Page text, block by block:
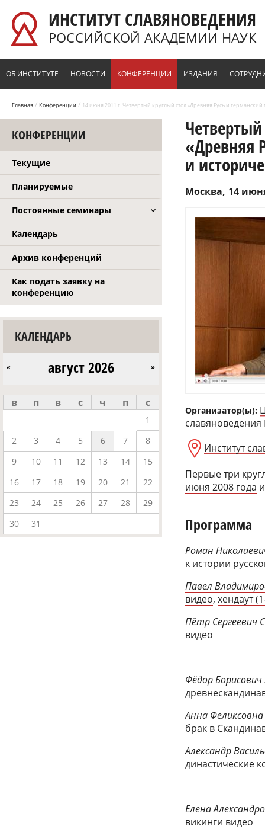
ИНСТИТУТ СЛАВЯНОВЕДЕНИЯ
РОССИЙСКОЙ АКАДЕМИИ НАУК
ОБ ИНСТИТУТЕ НОВОСТИ КОНФЕРЕНЦИИ ИЗДАНИЯ
Главная / Конференции / 14 июня 2011 г. Четвертый круглый стол «Древняя Русь и
КОНФЕРЕНЦИИ
Текущие
Планируемые
Постоянные семинары
Календарь
Архив конференций
Как подать заявку на
конференцию
КАЛЕНДАРЬ
август 2026
« »
в п в с ч п с
1
2
3 4 5 6 7
8
9
10 11 12 13 14
15
16
17 18 19 20 21
22
23
24 25 26 27 28
29
30
31
«Древняя
и
Москва 14
Организатор(ы):
Институт
Первые три
июня 2008 года
Программа
Роман
к истории
Павел
видео,хендаут
Пётр Сергеевич
видео
Фёдор Борисович
Анна
брак в
Александр
династические
Елена
викинги видео